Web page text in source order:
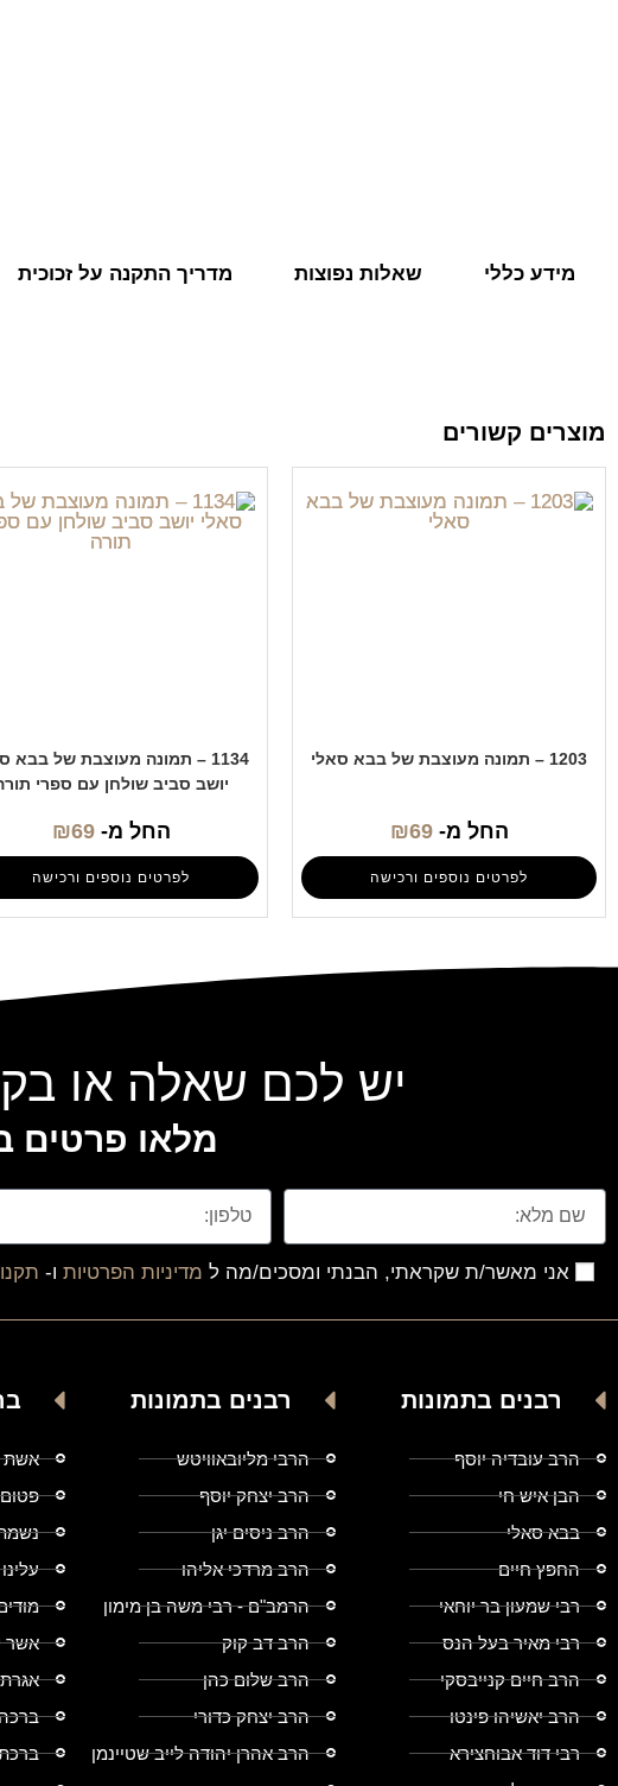
מידע כללי שאלות נפוצות מדריך התקנה על זכוכית
מוצרים קשורים
1203 – תמונה מעוצבת של בבא סאלי
החל מ- ₪69
לפרטים נוספים ורכישה
1134 – תמונה מעוצבת של בבא
יושב סביב שולחן עם ספרי
החל מ- ₪69
לפרטים נוספים ורכישה
יש לכם שאלה או
מלאו פרטים
אני מאשר/ת שקראתי, הבנתי ומסכים/מה ל מדיניות הפרטיות ו-
רבנים בתמונות
הרב עובדיה יוסף
הבן איש חי
בבא סאלי
החפץ חיים
רבי שמעון בר יוחאי
רבי מאיר בעל הנס
הרב חיים קנייבסקי
הרב יאשיהו פינטו
רבי דוד אבוחצירא
רבנים בתמונות
הרבי מליובאוויטש
הרב יצחק יוסף
הרב ניסים יגן
הרב מרדכי אליהו
הרמב"ם - רבי משה בן מימון
הרב דב קוק
הרב שלום כהן
הרב יצחק כדורי
הרב אהרן יהודה לייב שטיינמן
אשת
אשר